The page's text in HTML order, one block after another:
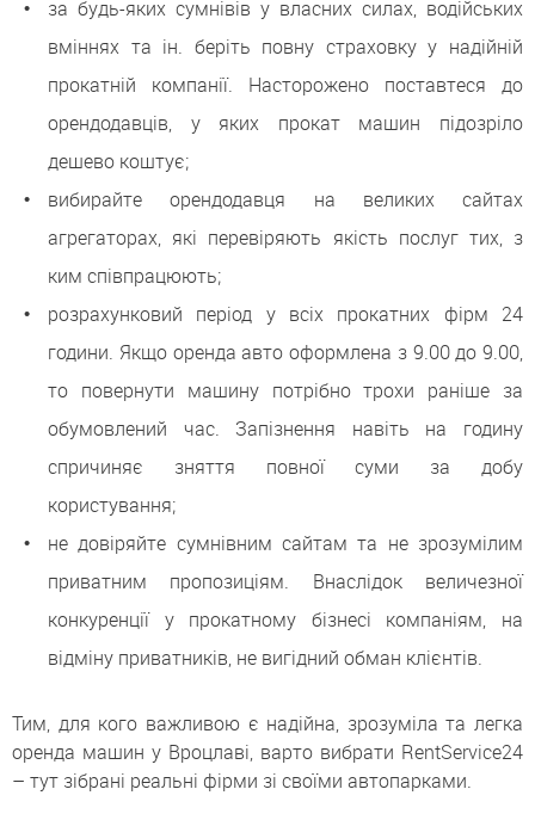
за будь-яких сумнівів у власних силах, водійських
вміннях та ін. беріть повну страховку у надійній
прокатній компанії. Насторожено поставтеся до
орендодавців, у яких прокат машин підозріло
дешево коштує;
вибирайте орендодавця на великих сайтах
агрегаторах, які перевіряють якість послуг тих, з
ким співпрацюють;
розрахунковий період у всіх прокатних фірм 24
години. Якщо оренда авто оформлена з 9.00 до 9.00,
то повернути машину потрібно трохи раніше за
обумовлений час. Запізнення навіть на годину
спричиняє зняття повної суми за добу
користування;
не довіряйте сумнівним сайтам та не зрозумілим
приватним пропозиціям. Внаслідок величезної
конкуренції у прокатному бізнесі компаніям, на
відміну приватників, не вигідний обман клієнтів.
Тим, для кого важливою є надійна, зрозуміла та легка
оренда машин у Вроцлаві, варто вибрати RentService24
– тут зібрані реальні фірми зі своїми автопарками.